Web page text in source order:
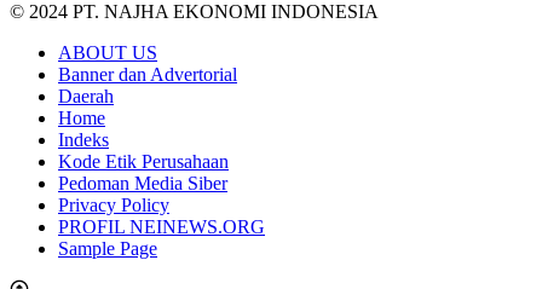
© 2024 PT. NAJHA EKONOMI INDONESIA
ABOUT US
Banner dan Advertorial
Daerah
Home
Indeks
Kode Etik Perusahaan
Pedoman Media Siber
Privacy Policy
PROFIL NEINEWS.ORG
Sample Page